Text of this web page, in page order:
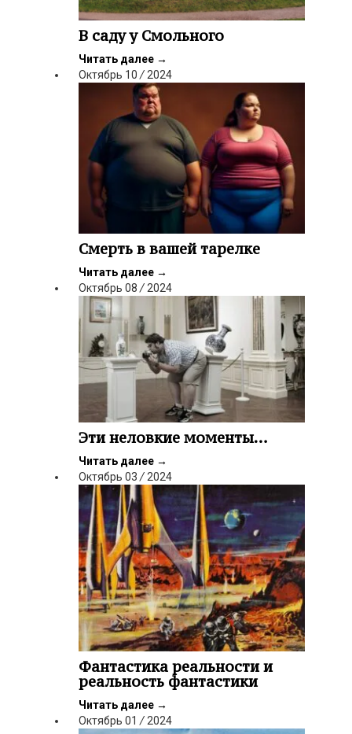
В саду у Смольного
Читать далее →
Октябрь 10 / 2024
Смерть в вашей тарелке
Читать далее →
Октябрь 08 / 2024
Эти неловкие моменты…
Читать далее →
Октябрь 03 / 2024
Фантастика реальности и
реальность фантастики
Читать далее →
Октябрь 01 / 2024